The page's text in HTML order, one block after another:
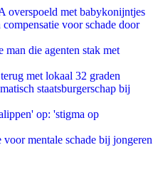
overspoeld met babykonijntjes
voor schade door
die agenten stak met
met lokaal 32 graden
staatsburgerschap bij
op: 'stigma op
mentale schade bij jongeren